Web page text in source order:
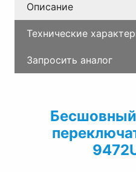
Описание
Технические
Запросить аналог